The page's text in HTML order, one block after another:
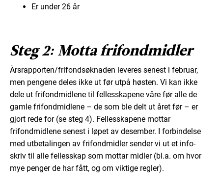
Er under 26 år
Steg 2: Motta frifondmidler
Årsrapporten/frifondsøknaden leveres senest i februar,
men pengene deles ikke ut før utpå høsten. Vi kan ikke
dele ut frifondmidlene til fellesskapene våre før alle de
gamle frifondmidlene – de som ble delt ut året før – er
gjort rede for (se steg 4). Fellesskapene mottar
frifondmidlene senest i løpet av desember. I forbindelse
med utbetalingen av frifondmidler sender vi ut et info-
skriv til alle fellesskap som mottar midler (bl.a. om hvor
mye penger de har fått, og om viktige regler).